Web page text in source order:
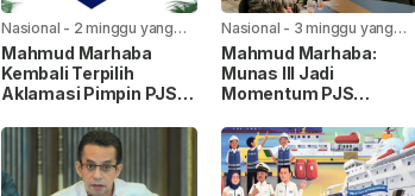
Nasional - 2 minggu yang
lalu
Mahmud Marhaba
Kembali Terpilih
Aklamasi Pimpin PJS
Nasional - 3 minggu yang
lalu
Mahmud Marhaba:
Munas III Jadi
Momentum PJS
Dewan Pers